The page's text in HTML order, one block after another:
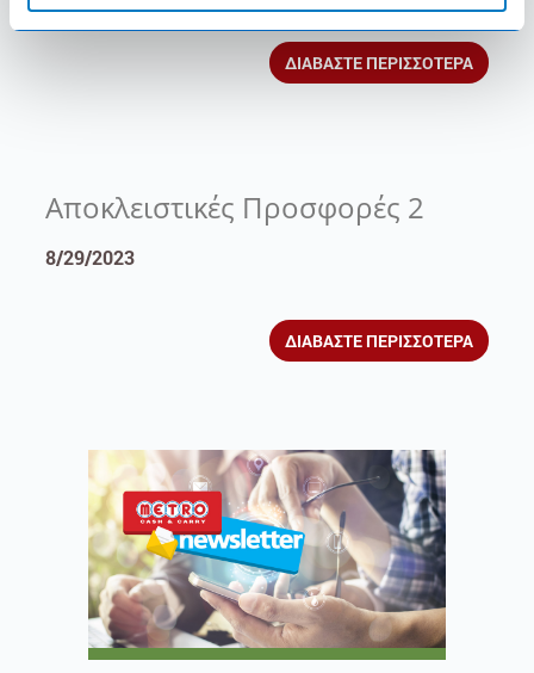
ΔΙΑΒΑΣΤΕ ΠΕΡΙΣΣΟΤΕΡΑ
Αποκλειστικές Προσφορές 2
8/29/2023
ΔΙΑΒΑΣΤΕ ΠΕΡΙΣΣΟΤΕΡΑ